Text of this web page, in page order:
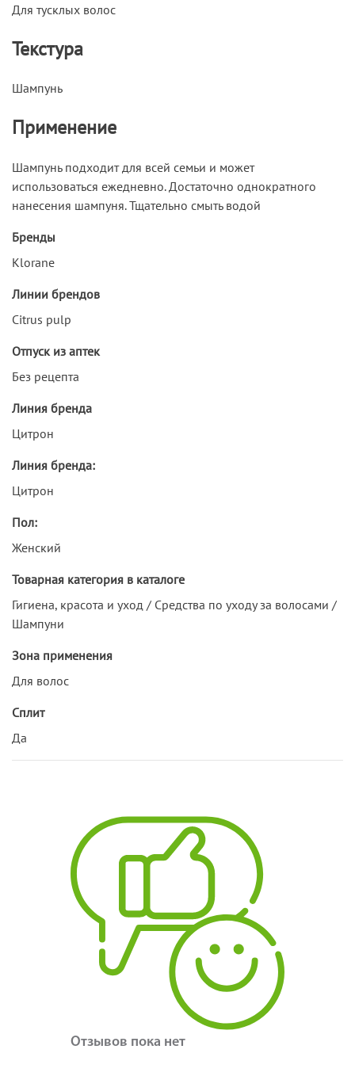
Для тусклых волос
Текстура
Шампунь
Применение
Шампунь подходит для всей семьи и может
использоваться ежедневно. Достаточно однократного
нанесения шампуня. Тщательно смыть водой
Бренды
Klorane
Линии брендов
Citrus pulp
Отпуск из аптек
Без рецепта
Линия бренда
Цитрон
Линия бренда:
Цитрон
Пол:
Женский
Товарная категория в каталоге
Гигиена, красота и уход / Средства по уходу за волосами /
Шампуни
Зона применения
Для волос
Сплит
Да
Отзывов пока нет